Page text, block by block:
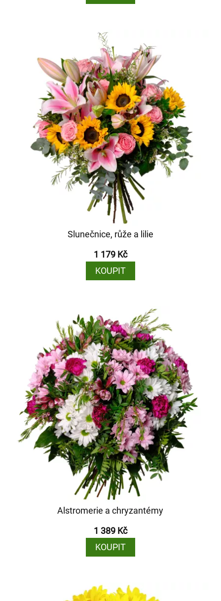
Slunečnice, růže a lilie
1 179 Kč
KOUPIT
Alstromerie a chryzantémy
1 389 Kč
KOUPIT